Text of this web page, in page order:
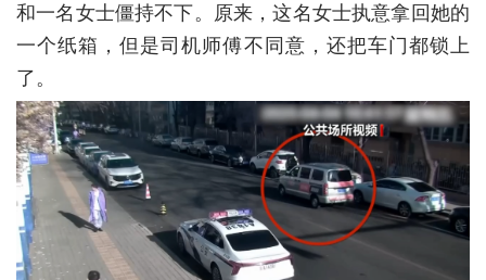
科教
健康
悠游
相亲
汽车
房产
和一名女士僵持不下。原来，这名女士执意拿回她的
一个纸箱，但是司机师傅不同意，还把车门都锁上
了。